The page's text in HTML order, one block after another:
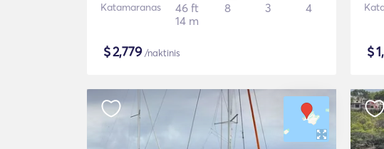
Katamaranas
46 ft
14 m
8 3 4
$2,779/naktinis $